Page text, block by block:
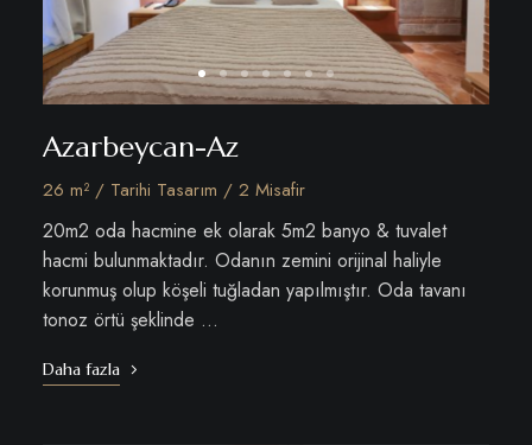
Azarbeycan-Az
26 m² / Tarihi Tasarım / 2 Misafir
20m2 oda hacmine ek olarak 5m2 banyo & tuvalet
hacmi bulunmaktadır. Odanın zemini orijinal haliyle
korunmuş olup köşeli tuğladan yapılmıştır. Oda tavanı
tonoz örtü şeklinde …
Daha fazla